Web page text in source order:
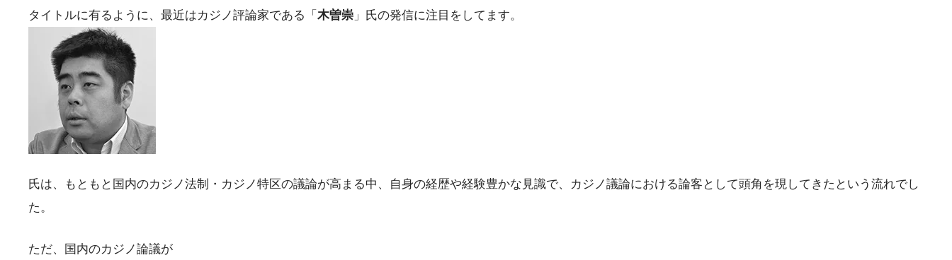
タイトルに有るように、最近はカジノ評論家である「 木曽崇 」氏の発信に注目をしてます。
氏は、もともと国内のカジノ法制・カジノ特区の議論が高まる中、自身の経歴や経験豊かな見識で、カジノ議論における論客として頭角を現してきたという流れでし
た。
ただ、国内のカジノ論議が